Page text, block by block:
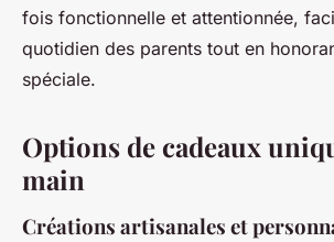
fois fonctionnelle et attentionnée,
quotidien des parents tout en
spéciale.
Options de cadeaux
main
Créations artisanales et